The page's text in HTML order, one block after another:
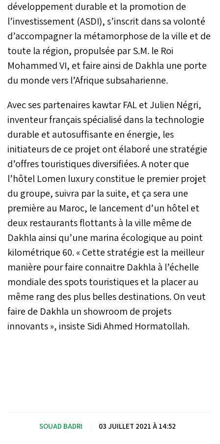
développement durable et la promotion de
l’investissement (ASDI), s’inscrit dans sa volonté
d’accompagner la métamorphose de la ville et de
toute la région, propulsée par S.M. le Roi
Mohammed VI, et faire ainsi de Dakhla une porte
du monde vers l’Afrique subsaharienne.
Avec ses partenaires kawtar FAL et Julien Négri,
inventeur français spécialisé dans la technologie
durable et autosuffisante en énergie, les
initiateurs de ce projet ont élaboré une stratégie
d’offres touristiques diversifiées. A noter que
l’hôtel Lomen luxury constitue le premier projet
du groupe, suivra par la suite, et ça sera une
première au Maroc, le lancement d’un hôtel et
deux restaurants flottants à la ville même de
Dakhla ainsi qu’une marina écologique au point
kilométrique 60. « Cette stratégie est la meilleur
manière pour faire connaitre Dakhla à l’échelle
mondiale des spots touristiques et la placer au
même rang des plus belles destinations. On veut
faire de Dakhla un showroom de projets
innovants », insiste Sidi Ahmed Hormatollah.
SOUAD BADRI 03 JUILLET 2021 À 14:52